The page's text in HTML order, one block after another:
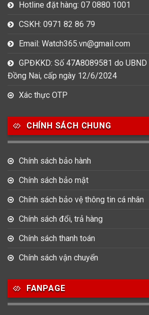
Hotline đặt hàng: 07 0880 1001
CSKH: 0971 82 86 79
Email: Watch365.vn@gmail.com
GPĐKKD: Số 47A8089581 do
Đồng Nai, cấp ngày 12/6/2024
Xác thực OTP
CHÍNH SÁCH CHUNG
Chính sách bảo hành
Chính sách bảo mật
Chính sách bảo vệ thông tin cá nhân
Chính sách đổi, trả hàng
Chính sách thanh toán
Chính sách vận chuyển
FANPAGE